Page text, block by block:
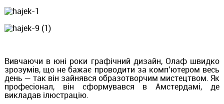
Вивчаючи в юні роки графічний дизайн, Олаф швидко
зрозумів, що не бажає проводити за комп’ютером весь
день — так він зайнявся образотворчим мистецтвом. Як
професіонал, він сформувався в Амстердамі, де
викладав ілюстрацію.